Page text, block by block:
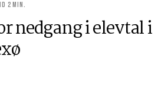
2 MIN.
nedgang i elevtal i